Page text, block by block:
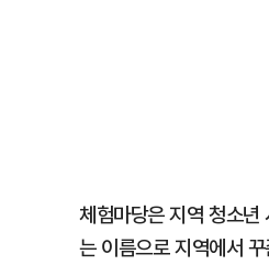
체험마당은 지역 청소
는 이름으로 지역에서